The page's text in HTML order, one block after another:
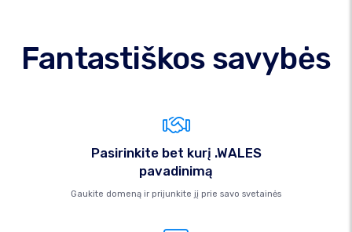
Fantastiškos savybės
Pasirinkite bet kurį .WALES
pavadinimą
Gaukite domeną ir prijunkite jį prie savo svetainės